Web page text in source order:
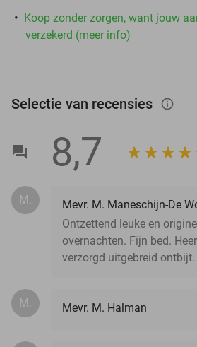
Koop zonder zorgen, want jouw
verzekerd (meer info)
Selectie van recensies info_outlined
8,7
M.
Mevr. M. Maneschijn-De
Ontzettend leuke en
overnachten. Fijn bed.
verzorgd uitgebreid ontbijt.
M. Mevr. M. Halman